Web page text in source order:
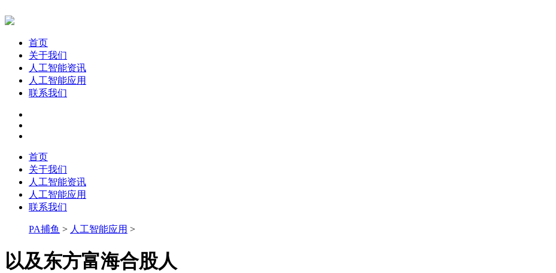
首页
关于我们
人工智能资讯
人工智能应用
联系我们
首页
关于我们
人工智能资讯
人工智能应用
联系我们
PA捕鱼 > 人工智能应用 >
以及东方富海合股人